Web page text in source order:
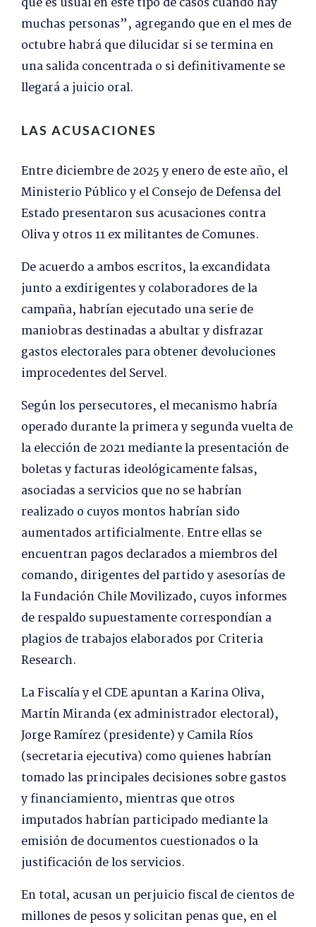
muchas personas”, agregando que en el mes de
octubre habrá que dilucidar si se termina en
una salida concentrada o si definitivamente se
llegará a juicio oral.
LAS ACUSACIONES
Entre diciembre de 2025 y enero de este año, el
Ministerio Público y el Consejo de Defensa del
Estado presentaron sus acusaciones contra
Oliva y otros 11 ex militantes de Comunes.
De acuerdo a ambos escritos, la excandidata
junto a exdirigentes y colaboradores de la
campaña, habrían ejecutado una serie de
maniobras destinadas a abultar y disfrazar
gastos electorales para obtener devoluciones
improcedentes del Servel.
Según los persecutores, el mecanismo habría
operado durante la primera y segunda vuelta de
la elección de 2021 mediante la presentación de
boletas y facturas ideológicamente falsas,
asociadas a servicios que no se habrían
realizado o cuyos montos habrían sido
aumentados artificialmente. Entre ellas se
encuentran pagos declarados a miembros del
comando, dirigentes del partido y asesorías de
la Fundación Chile Movilizado, cuyos informes
de respaldo supuestamente correspondían a
plagios de trabajos elaborados por Criteria
Research.
La Fiscalía y el CDE apuntan a Karina Oliva,
Martín Miranda (ex administrador electoral),
Jorge Ramírez (presidente) y Camila Ríos
(secretaria ejecutiva) como quienes habrían
tomado las principales decisiones sobre gastos
y financiamiento, mientras que otros
imputados habrían participado mediante la
emisión de documentos cuestionados o la
justificación de los servicios.
En total, acusan un perjuicio fiscal de cientos de
millones de pesos y solicitan penas que, en el